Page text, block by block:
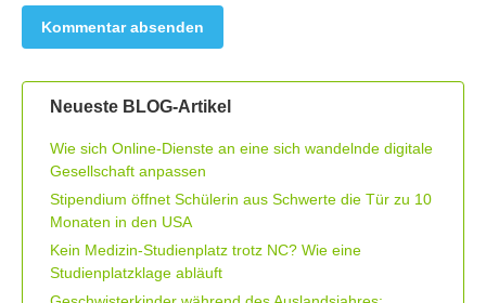
Neueste BLOG-Artikel
Wie sich Online-Dienste an eine sich wandelnde digitale
Gesellschaft anpassen
Stipendium öffnet Schülerin aus Schwerte die Tür zu 10
Monaten in den USA
Kein Medizin-Studienplatz trotz NC? Wie eine
Studienplatzklage abläuft